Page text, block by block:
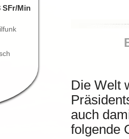
Die Welt
auch
folgende
SFr/Min